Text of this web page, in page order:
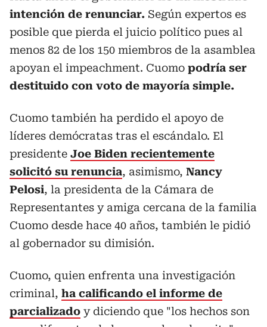
intención de renunciar. Según expertos es
posible que pierda el juicio político pues al
menos 82 de los 150 miembros de la asamblea
apoyan el impeachment. Cuomo podría ser
destituido con voto de mayoría simple.
Cuomo también ha perdido el apoyo de
líderes demócratas tras el escándalo. El
presidente Joe Biden recientemente
solicitó su renuncia, asimismo, Nancy
Pelosi, la presidenta de la Cámara de
Representantes y amiga cercana de la familia
Cuomo desde hace 40 años, también le pidió
al gobernador su dimisión.
Cuomo, quien enfrenta una investigación
criminal, ha calificando el informe de
parcializado y diciendo que "los hechos son